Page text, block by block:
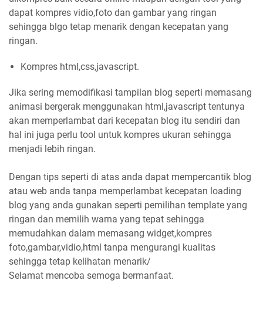
dapat kompres vidio,foto dan gambar yang ringan
sehingga blgo tetap menarik dengan kecepatan yang
ringan.
Kompres html,css,javascript.
Jika sering memodifikasi tampilan blog seperti memasang
animasi bergerak menggunakan html,javascript tentunya
akan memperlambat dari kecepatan blog itu sendiri dan
hal ini juga perlu tool untuk kompres ukuran sehingga
menjadi lebih ringan.
Dengan tips seperti di atas anda dapat mempercantik blog
atau web anda tanpa memperlambat kecepatan loading
blog yang anda gunakan seperti pemilihan template yang
ringan dan memilih warna yang tepat sehingga
memudahkan dalam memasang widget,kompres
foto,gambar,vidio,html tanpa mengurangi kualitas
sehingga tetap kelihatan menarik/
Selamat mencoba semoga bermanfaat.